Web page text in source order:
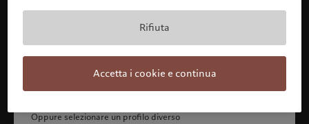
Con la presente dichiaro 1) di aver pienamente compreso
cittadino o residente degli Stati Uniti o del Canada.
Continua
Oppure selezionare un profilo diverso
Rifiuta
Accetta i cookie e continua